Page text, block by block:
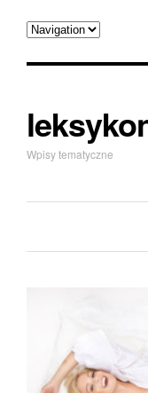
Wpisy tematyczne